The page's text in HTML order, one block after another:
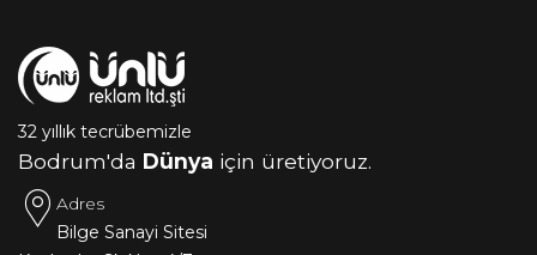
32 yıllık tecrübemizle
Bodrum'da Dünya için üretiyoruz.
Adres
Bilge Sanayi Sitesi